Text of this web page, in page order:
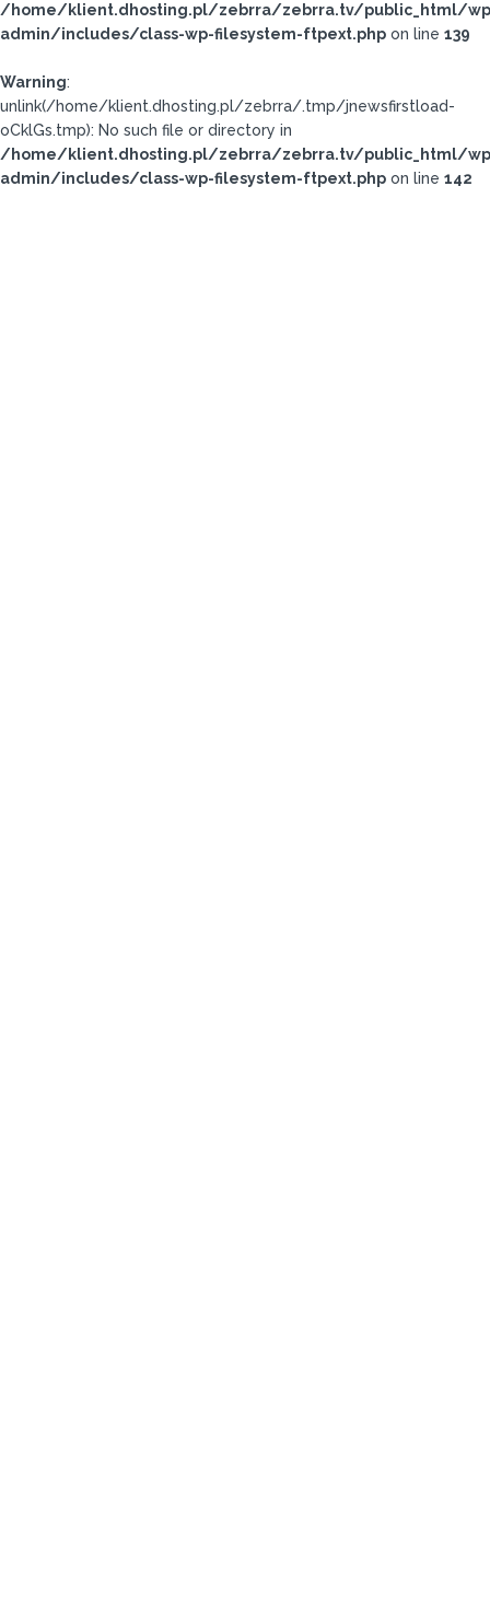
/home/klient.dhosting.pl/zebrra/zebrra.tv/public_html/
admin/includes/class-wp-filesystem-ftpext.php on line 139
Warning:
unlink(/home/klient.dhosting.pl/zebrra/.tmp/jnewsfirstload-
oCklGs.tmp): No such file or directory in
/home/klient.dhosting.pl/zebrra/zebrra.tv/public_html/
admin/includes/class-wp-filesystem-ftpext.php on line 142